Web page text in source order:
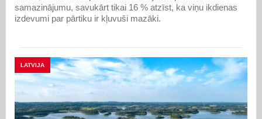
samazinājumu, savukārt tikai 16 % atzīst, ka viņu ikdienas
izdevumi par pārtiku ir kļuvuši mazāki.
LATVIJA